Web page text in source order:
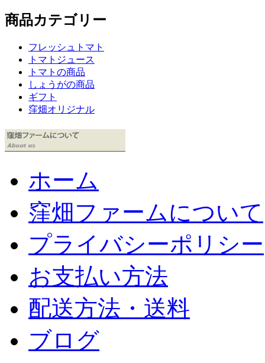
商品カテゴリー
フレッシュトマト
トマトジュース
トマトの商品
しょうがの商品
ギフト
窪畑オリジナル
ホーム
窪畑ファームについて
プライバシーポリシー
お支払い方法
配送方法・送料
ブログ